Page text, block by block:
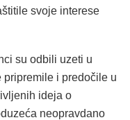
svoje interese
su odbili uzeti u
pripremile i predočile u
ideja o
neopravdano